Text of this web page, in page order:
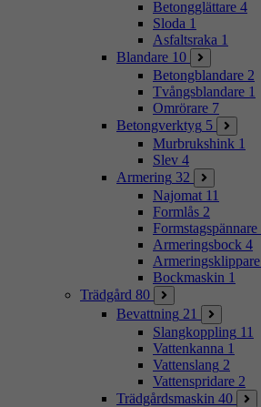
Betongglättare 4
Sloda 1
Asfaltsraka 1
Blandare 10
Betongblandare 2
Tvångsblandare 1
Omrörare 7
Betongverktyg 5
Murbrukshink 1
Slev 4
Armering 32
Najomat 11
Formlås 2
Formstagspännare
Armeringsbock 4
Armeringsklippare
Bockmaskin 1
Trädgård 80
Bevattning 21
Slangkoppling 11
Vattenkanna 1
Vattenslang 2
Vattenspridare 2
Trädgårdsmaskin 40